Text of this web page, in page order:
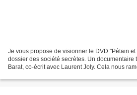
Je vous propose de visionner le DVD "Pétain
dossier des société secrètes. Un documentaire
Barat, co-écrit avec Laurent Joly. Cela nous